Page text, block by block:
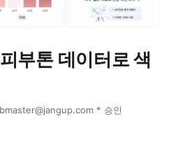
부톤 데이터로 색
* 승인